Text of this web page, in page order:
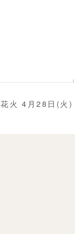
火 4月28日(火)